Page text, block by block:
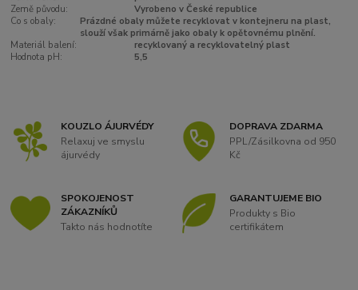
Země původu:
Vyrobeno v České republice
Co s obaly:
Prázdné obaly můžete recyklovat v kontejneru na plast,
slouží však primárně jako obaly k opětovnému plnění.
Materiál balení:
recyklovaný a recyklovatelný plast
Hodnota pH:
5,5
KOUZLO ÁJURVÉDY
Relaxuj ve smyslu
ájurvédy
DOPRAVA ZDARMA
PPL/Zásilkovna od 950
Kč
SPOKOJENOST
ZÁKAZNÍKŮ
Takto nás hodnotíte
GARANTUJEME BIO
Produkty s Bio
certifikátem